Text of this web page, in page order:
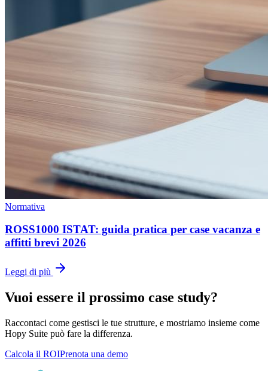
Normativa
ROSS1000 ISTAT: guida pratica per case vacanza e
affitti brevi 2026
Leggi di più
Vuoi essere il prossimo case study?
Raccontaci come gestisci le tue strutture, e mostriamo insieme come
Hopy Suite può fare la differenza.
Calcola il ROIPrenota una demo